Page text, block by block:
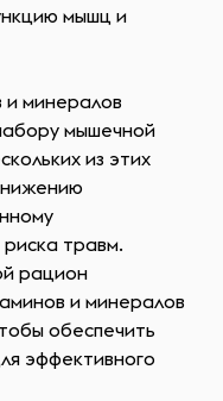
мышц и
и минералов
мышечной
из этих
травм.
рацион
и минералов
обеспечить
эффективного